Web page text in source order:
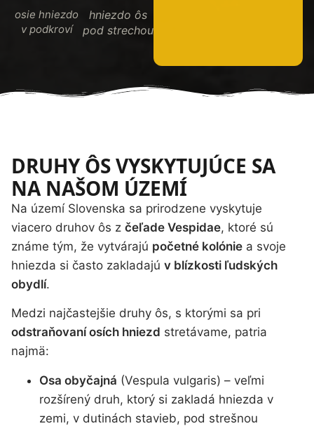
osie hniezdo
v podkroví
hniezdo ôs
pod strechou
DRUHY ÔS VYSKYTUJÚCE SA
NA NAŠOM ÚZEMÍ
Na území Slovenska sa prirodzene vyskytuje
viacero druhov ôs z čeľade Vespidae, ktoré sú
známe tým, že vytvárajú početné kolónie a svoje
hniezda si často zakladajú v blízkosti ľudských
obydlí.
Medzi najčastejšie druhy ôs, s ktorými sa pri
odstraňovaní osích hniezd stretávame, patria
najmä:
Osa obyčajná (Vespula vulgaris) – veľmi
rozšírený druh, ktorý si zakladá hniezda v
zemi, v dutinách stavieb, pod strešnou